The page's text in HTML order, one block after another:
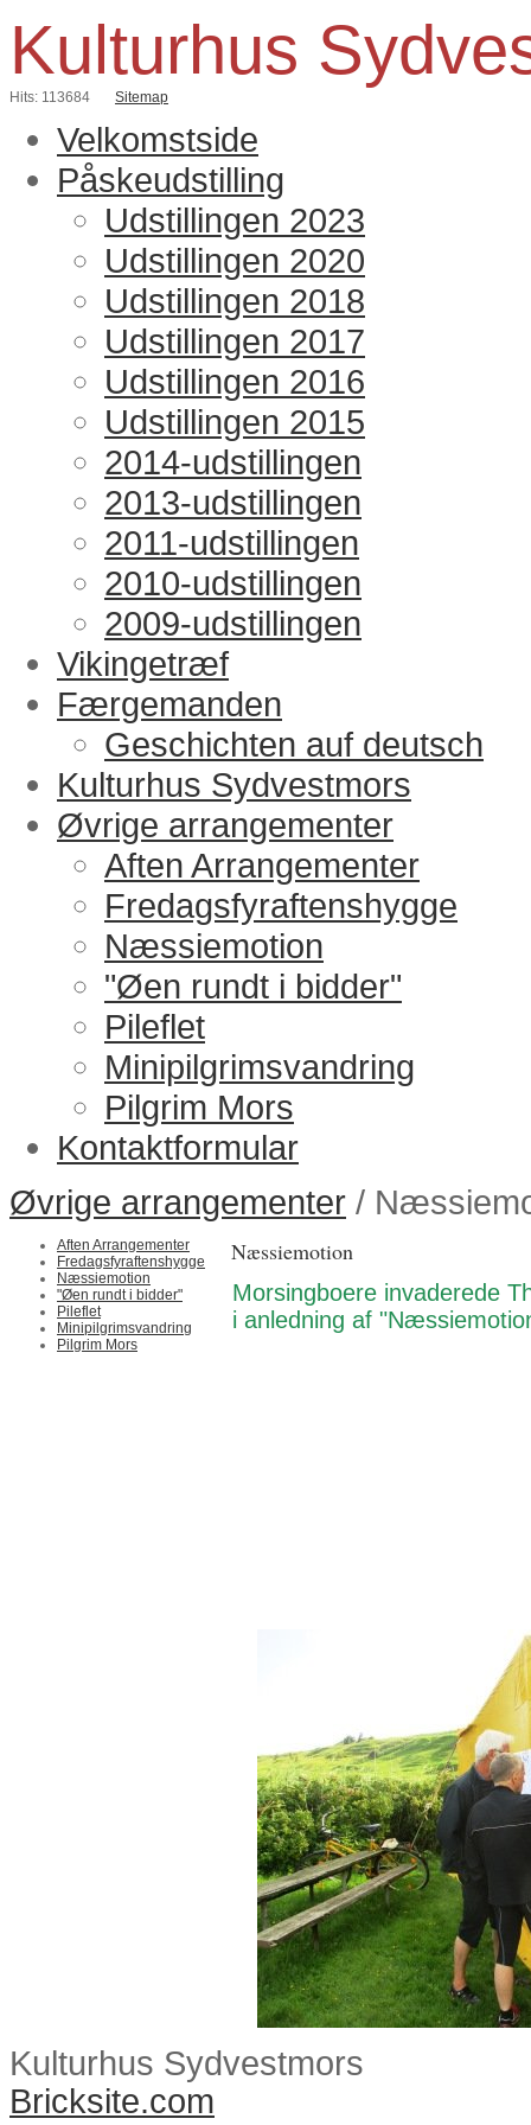
Kulturhus
Hits: 113684 Sitemap
Velkomstside
Påskeudstilling
Udstillingen 2023
Udstillingen 2020
Udstillingen 2018
Udstillingen 2017
Udstillingen 2016
Udstillingen 2015
2014-udstillingen
2013-udstillingen
2011-udstillingen
2010-udstillingen
2009-udstillingen
Vikingetræf
Færgemanden
Geschichten auf deutsch
Kulturhus Sydvestmors
Øvrige arrangementer
Aften Arrangementer
Fredagsfyraftenshygge
Næssiemotion
"Øen rundt i bidder"
Pileflet
Minipilgrimsvandring
Pilgrim Mors
Kontaktformular
Øvrige arrangementer /
Aften Arrangementer
Fredagsfyraftenshygge
Næssiemotion
"Øen rundt i bidder"
Pileflet
Minipilgrimsvandring
Pilgrim Mors
Næssiemotion
Morsingboere invaderede
i anledning af
Kulturhus Sydvestmors
Bricksite.com